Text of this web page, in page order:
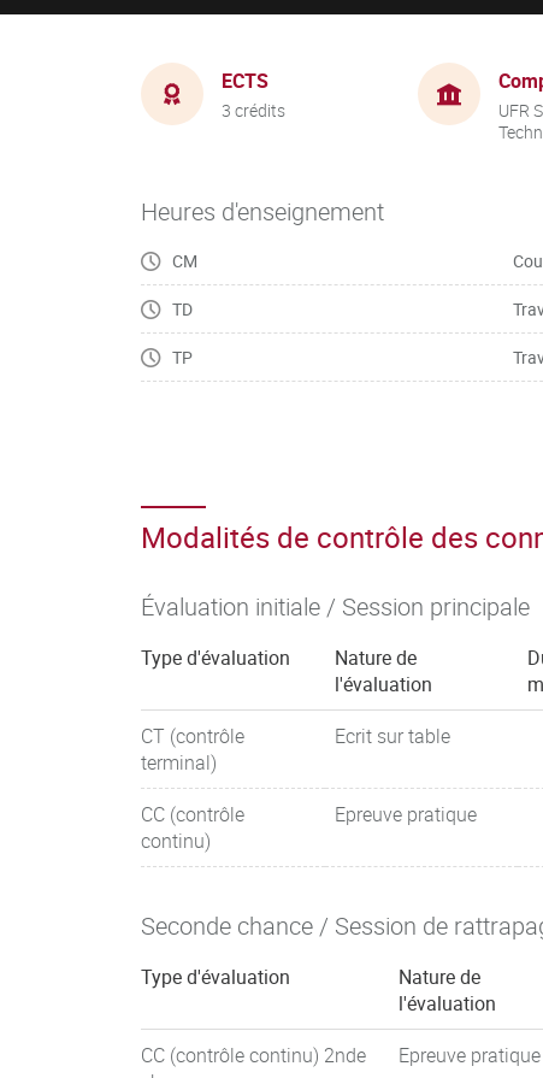
ECTS
3 crédits
UFR
Heures d'enseignement
CM
TD
TP
Modalités de contrôle des
Évaluation initiale / Session principale
Type d'évaluation
Nature de
l'évaluation
CT (contrôle
terminal)
Ecrit sur table
CC (contrôle
continu)
Epreuve pratique
Seconde chance / Session de
Type d'évaluation
Nature de
l'évaluation
CC (contrôle continu) 2nde
Epreuve pratique